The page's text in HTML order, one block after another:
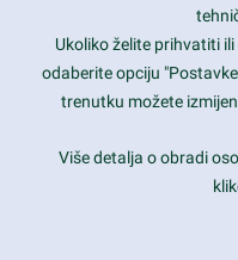
Daily: 9:00 am - 6:00 pm
Sunday: Closed
Copyright 2017FRESHFACE©
Ukoliko želite prihvatiti
odaberite opciju
trenutku možete
Više detalja o obradi